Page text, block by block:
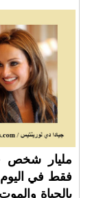
مليار شخص
فقط في
بالحياة